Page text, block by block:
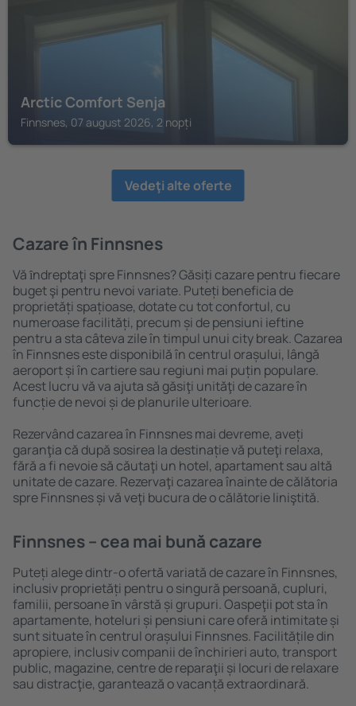
Arctic Comfort Senja
Finnsnes, 07 august 2026, 2 nopți
Vedeţi alte oferte
Cazare în Finnsnes
Vă ȋndreptaţi spre Finnsnes? Găsiți cazare pentru fiecare
buget şi pentru nevoi variate. Puteți beneficia de
proprietăți spațioase, dotate cu tot confortul, cu
numeroase facilități, precum și de pensiuni ieftine
pentru a sta câteva zile în timpul unui city break. Cazarea
în Finnsnes este disponibilă în centrul orașului, lângă
aeroport și în cartiere sau regiuni mai puțin populare.
Acest lucru vă va ajuta să găsiţi unităţi de cazare în
funcție de nevoi și de planurile ulterioare.
Rezervând cazarea în Finnsnes mai devreme, aveți
garanţia că după sosirea la destinație vă puteţi relaxa,
fără a fi nevoie să căutaţi un hotel, apartament sau altă
unitate de cazare. Rezervaţi cazarea înainte de călătoria
spre Finnsnes și vă veţi bucura de o călătorie liniştită.
Finnsnes – cea mai bună cazare
Puteți alege dintr-o ofertă variată de cazare în Finnsnes,
inclusiv proprietăți pentru o singură persoană, cupluri,
familii, persoane ȋn vârstă și grupuri. Oaspeţii pot sta în
apartamente, hoteluri și pensiuni care oferă intimitate și
sunt situate în centrul orașului Finnsnes. Facilitățile din
apropiere, inclusiv companii de închirieri auto, transport
public, magazine, centre de reparaţii și locuri de relaxare
sau distracţie, garantează o vacanță extraordinară.